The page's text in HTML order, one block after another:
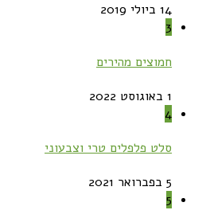
14 ביולי 2019
3
חמוצים מהירים
1 באוגוסט 2022
4
סלט פלפלים טרי וצבעוני
5 בפברואר 2021
5